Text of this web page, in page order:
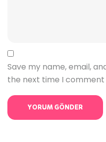
Save my name, email,
the next time I comment